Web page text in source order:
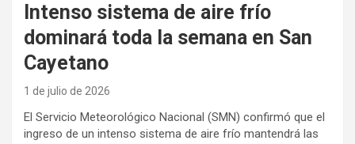
Intenso sistema de aire frío
dominará toda la semana en San
Cayetano
1 de julio de 2026
El Servicio Meteorológico Nacional (SMN) confirmó que el
ingreso de un intenso sistema de aire frío mantendrá las